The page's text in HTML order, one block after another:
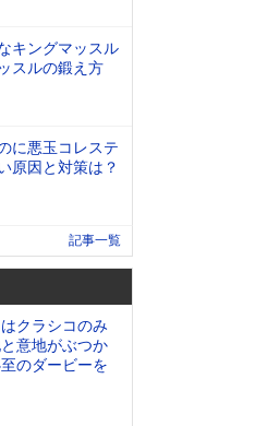
キングマッスル
スルの鍛え方
に悪玉コレステ
原因と対策は？
記事一覧
クラシコのみ
意地がぶつか
のダービーを